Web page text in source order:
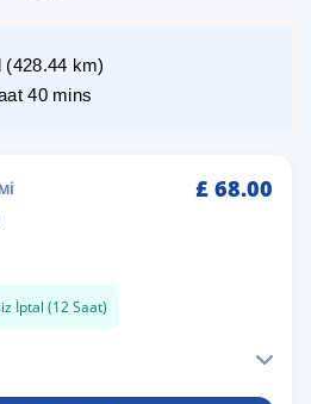
(428.44 km)
40 mins
£ 68.00
İptal (12 Saat)